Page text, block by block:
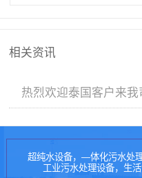
相关资讯
热烈欢迎泰国客户来我
超纯水设备，—体化污水处
工业污水处理设备，生